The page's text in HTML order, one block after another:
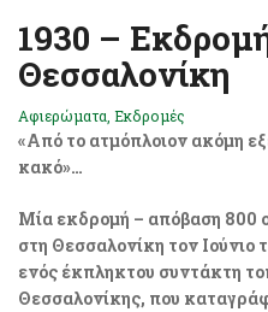
1930 –
Θεσσαλονίκη
Αφιερώματα Εκδρομές
«Από το ατμόπλοιον ακόμη
κακό»…
Μία εκδρομή – απόβαση 800
στη Θεσσαλονίκη τον Ιούνιο
ενός έκπληκτου συντάκτη
Θεσσαλονίκης, που